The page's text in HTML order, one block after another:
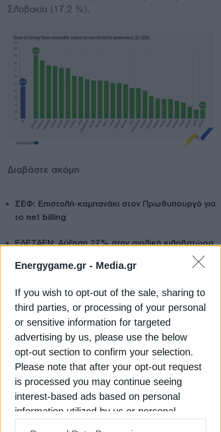
Energygame.gr - Media.gr
If you wish to opt-out of the sale, sharing to
third parties, or processing of your personal
or sensitive information for targeted
advertising by us, please use the below
opt-out section to confirm your selection.
Please note that after your opt-out request
is processed you may continue seeing
interest-based ads based on personal
information utilized by us or personal
Σλοβακία (17,2 %).
Διαβάστε ακόμη
ΣΕΦ: Επιστολή-καμπανάκι στον Πρωθυπουργό για
το net billing
ΕΛΕΤΑΕΝ: Αύξηση 27% στην αιολική κιλοβατώρα
τραπέζι μεταφορά 10 GW στη Δανία
ΑΠΕ ΗΛΕΚΤΡΙΚΗ ΕΝΕΡΓΕΙΑ
ΔΕΊΤΕ ΕΠΊΣΗΣ